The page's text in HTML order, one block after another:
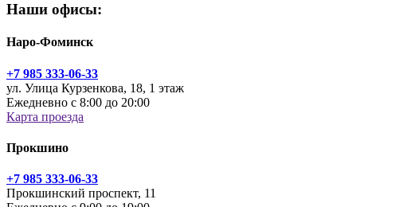
Наши офисы:
Наро-Фоминск
+7 985 333-06-33
ул. Улица Курзенкова, 18, 1 этаж
Ежедневно с 8:00 до 20:00
Карта проезда
Прокшино
+7 985 333-06-33
Прокшинский проспект, 11